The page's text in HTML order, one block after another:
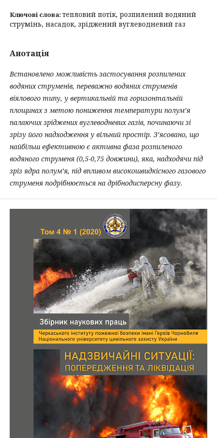
Ключові слова: тепловий потік, розпилений водяний
струмінь, насадок, зріджений вуглеводневий газ
Анотація
Встановлено можливість застосування розпилених
водяних струменів, переважно водяних струменів
віялового типу, у вертикальній та горизонтальній
площинах з метою пониження температури полум’я
палаючих зріджених вуглеводневих газів, починаючи зі
зрізу його надходження у вільний простір. З’ясовано, що
найбільш ефективною є активна фаза розпиленого
водяного струменя (0,5-0,75 довжини), яка, надходячи під
зріз ядра полум’я, під впливом високошвидкісного газового
струменя подрібнюється на дрібнодисперсну фазу.